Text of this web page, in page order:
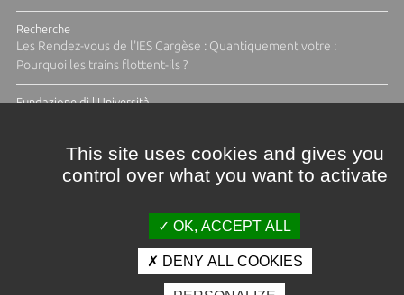
Recherche
Les Rendez-vous de l'IES Cargèse : Quantiquement votre :
Pourquoi les trains flottent-ils ?
Fundazione di l'Università
Crédits et mentions légales
This site uses cookies and gives you
control over what you want to activate
OK, ACCEPT ALL
DENY ALL COOKIES